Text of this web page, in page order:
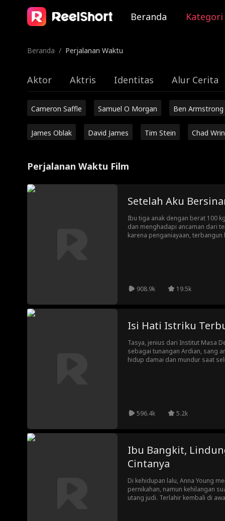
Beranda Kategori
Beranda / Perjalanan Waktu
Aktor Aktris Identitas Alur Cerita
Cameron Saffle Samuel O Morgan Ben Armstrong
James Oblak David James Tim Stein Chad
Perjalanan Waktu Film
Setelah Aku
Ibu tiga anak dengan berat 100
dan menghadapi ancaman dari
karena penganiayaan,
908.9k
19.5k
Isi Hati Istriku
Tasya, jenius dari Institut Masa
sebagai tunangan Ardian, sang
hidup damai dan mundur saat
596.4k 5.2k
Ibu Bangkit,
Cintanya
Di kehidupan lalu, Anna Young
pernikahan, namun kehilangan
utang judi. Terlahir kembali di